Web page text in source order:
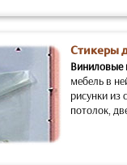
Стикеры
Виниловые
мебель в
рисунки из
потолок,